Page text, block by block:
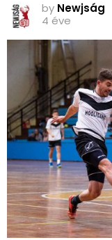
by Newjság
4 éve